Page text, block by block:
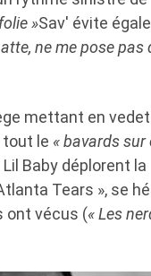
»Sav' évite
ne me pose pas
mettant en
tout le « bavards sur
Baby déplorent la
Tears », se
ont vécus (« Les